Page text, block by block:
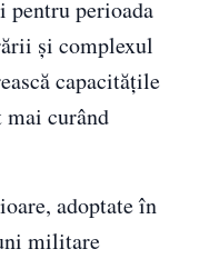
pentru perioada
și complexul
capacitățile
mai curând
adoptate în
militare